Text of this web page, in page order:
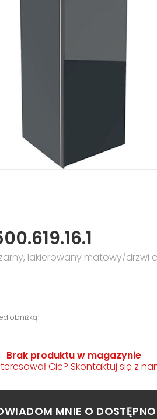
lakierowany matowy/drzwi
obniżką
Brak produktu w magazynie
Cię? Skontaktuj się z
MNIE O